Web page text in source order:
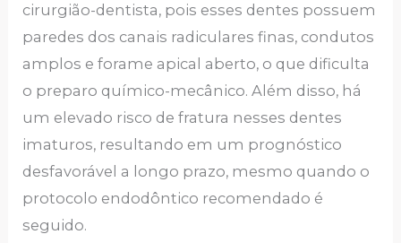
cirurgião-dentista, pois esses dentes possuem
paredes dos canais radiculares finas, condutos
amplos e forame apical aberto, o que dificulta
o preparo químico-mecânico. Além disso, há
um elevado risco de fratura nesses dentes
imaturos, resultando em um prognóstico
desfavorável a longo prazo, mesmo quando o
protocolo endodôntico recomendado é
seguido.